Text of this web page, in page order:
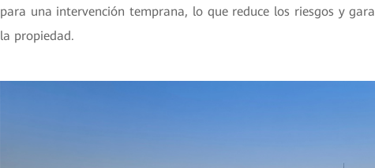
para una intervención temprana, lo que reduce los riesgos y
la propiedad.